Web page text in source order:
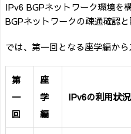
IPv6 BGPネットワーク環境を
BGPネットワークの疎通確認
では、第一回となる座学編から
第
一
回
座
学
編
IPv6の利用状